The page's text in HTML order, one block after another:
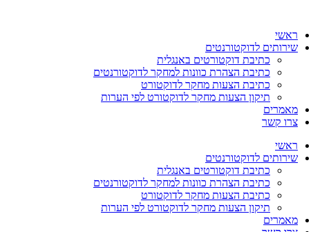
ראשי
שירותים לדוקטורנטים
כתיבת דוקטורטים באנגלית
כתיבת הצהרת כוונות למחקר לדוקטורנטים
כתיבת הצעות מחקר לדוקטורט
תיקון הצעות מחקר לדוקטורט לפי הערות
מאמרים
צרו קשר
ראשי
שירותים לדוקטורנטים
כתיבת דוקטורטים באנגלית
כתיבת הצהרת כוונות למחקר לדוקטורנטים
כתיבת הצעות מחקר לדוקטורט
תיקון הצעות מחקר לדוקטורט לפי הערות
מאמרים